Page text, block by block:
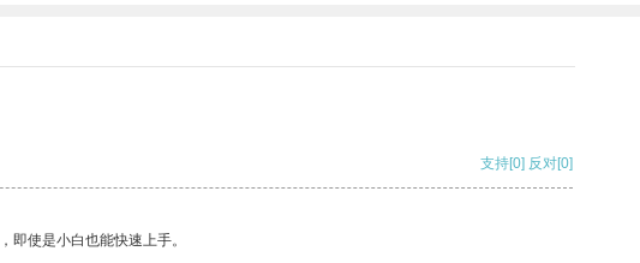
支持[0] 反对[0]
使是小白也能快速上手。